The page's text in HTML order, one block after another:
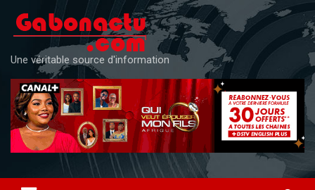
content
Une véritable source d'information